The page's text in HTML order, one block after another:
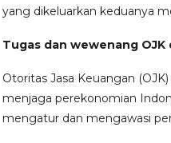
yang dikeluarkan keduanya
Tugas dan wewenang
Otoritas Jasa Keuangan
menjaga perekonomian
mengatur dan mengawasi